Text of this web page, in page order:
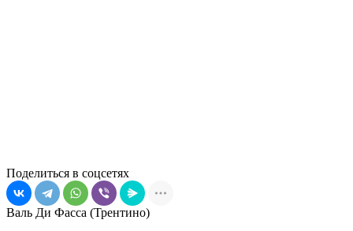
Поделиться в соцсетях
Валь Ди Фасса (Трентино)